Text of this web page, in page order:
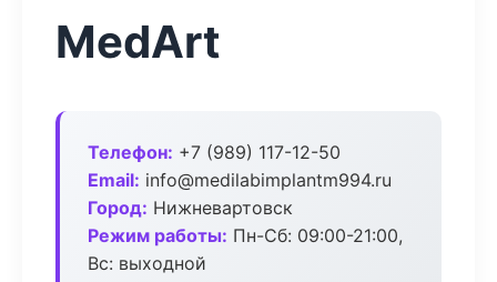
MedArt
Телефон: +7 (989) 117-12-50
Email: info@medilabimplantm994.ru
Город: Нижневартовск
Режим работы: Пн-Сб: 09:00-21:00,
Вс: выходной